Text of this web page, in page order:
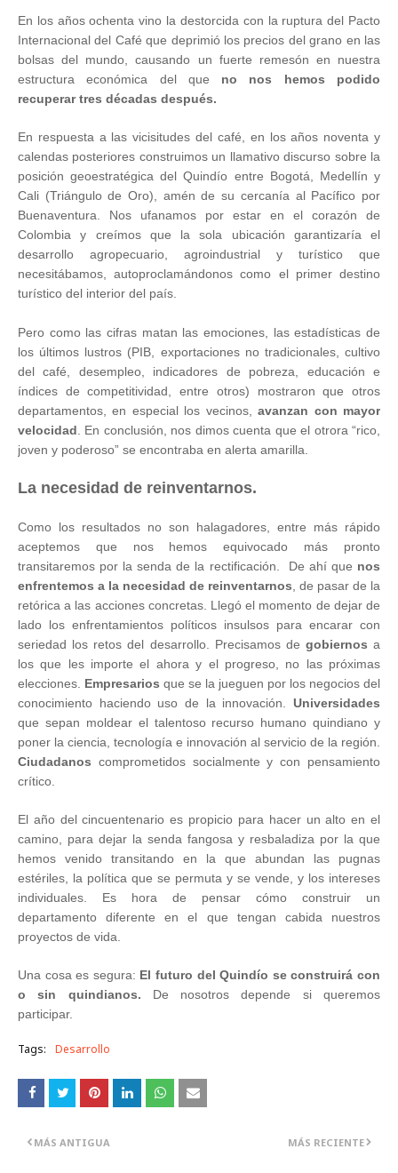
En los años ochenta vino la destorcida con la ruptura del Pacto
Internacional del Café que deprimió los precios del grano en las
bolsas del mundo, causando un fuerte remesón en nuestra
estructura económica del que no nos hemos podido
recuperar tres décadas después.
En respuesta a las vicisitudes del café, en los años noventa y
calendas posteriores construimos un llamativo discurso sobre la
posición geoestratégica del Quindío entre Bogotá, Medellín y
Cali (Triángulo de Oro), amén de su cercanía al Pacífico por
Buenaventura. Nos ufanamos por estar en el corazón de
Colombia y creímos que la sola ubicación garantizaría el
desarrollo agropecuario, agroindustrial y turístico que
necesitábamos, autoproclamándonos como el primer destino
turístico del interior del país.
Pero como las cifras matan las emociones, las estadísticas de
los últimos lustros (PIB, exportaciones no tradicionales, cultivo
del café, desempleo, indicadores de pobreza, educación e
índices de competitividad, entre otros) mostraron que otros
departamentos, en especial los vecinos,avanzan con mayor
velocidad . En conclusión, nos dimos cuenta que el otrora “rico,
joven y poderoso” se encontraba en alerta amarilla.
La necesidad de reinventarnos.
Como los resultados no son halagadores, entre más rápido
aceptemos que nos hemos equivocado más pronto
transitaremos por la senda de la rectificación. De ahí que nos
enfrentemos a la necesidad de reinventarnos , de pasar de la
retórica a las acciones concretas. Llegó el momento de dejar de
lado los enfrentamientos políticos insulsos para encarar con
seriedad los retos del desarrollo. Precisamos de gobiernos a
los que les importe el ahora y el progreso, no las próximas
elecciones. Empresarios que se la jueguen por los negocios del
conocimiento haciendo uso de la innovación. Universidades
que sepan moldear el talentoso recurso humano quindiano y
poner la ciencia, tecnología e innovación al servicio de la región.
Ciudadanos comprometidos socialmente y con pensamiento
crítico.
El año del cincuentenario es propicio para hacer un alto en el
camino, para dejar la senda fangosa y resbaladiza por la que
hemos venido transitando en la que abundan las pugnas
estériles, la política que se permuta y se vende, y los intereses
individuales. Es hora de pensar cómo construir un
departamento diferente en el que tengan cabida nuestros
proyectos de vida.
Una cosa es segura: El futuro del Quindío se construirá con
o sin quindianos. De nosotros depende si queremos
participar.
Tags: Desarrollo
MÁS RECIENTE
MÁS ANTIGUA